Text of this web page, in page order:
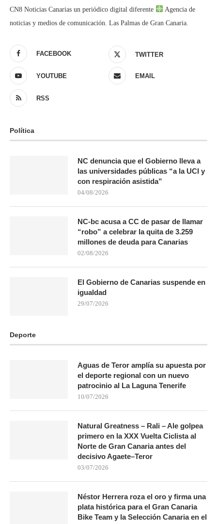
CN8 Noticias Canarias un periódico digital diferente
Agencia de
noticias y medios de comunicación. Las Palmas de Gran Canaria.
FACEBOOK TWITTER
YOUTUBE EMAIL
RSS
Política
NC denuncia que el Gobierno lleva a
las universidades públicas “a la UCI y
con respiración asistida”
04/08/2026
NC-bc acusa a CC de pasar de llamar
“robo” a celebrar la quita de 3.259
millones de deuda para Canarias
02/08/2026
El Gobierno de Canarias suspende en
igualdad
29/07/2026
Deporte
Aguas de Teror amplía su apuesta por
el deporte regional con un nuevo
patrocinio al La Laguna Tenerife
10/07/2026
Natural Greatness – Rali – Ale golpea
primero en la XXX Vuelta Ciclista al
Norte de Gran Canaria antes del
decisivo Agaete–Teror
03/07/2026
Néstor Herrera roza el oro y firma una
plata histórica para el Gran Canaria
Bike Team y la Selección Canaria en el